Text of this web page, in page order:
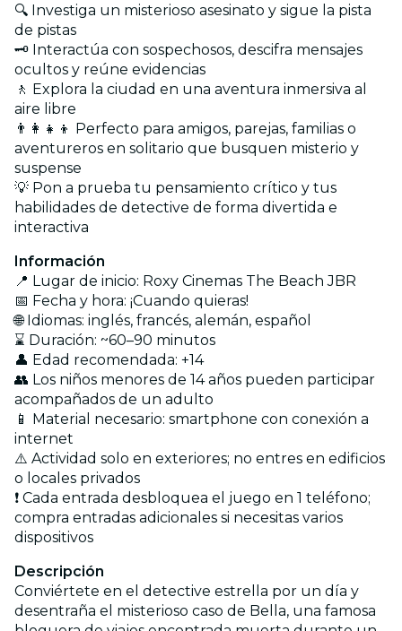
🔍 Investiga un misterioso asesinato y sigue la pista
de pistas
🗝️ Interactúa con sospechosos, descifra mensajes
ocultos y reúne evidencias
🚶 Explora la ciudad en una aventura inmersiva al
aire libre
👨‍👩‍👧‍👦 Perfecto para amigos, parejas, familias o
aventureros en solitario que busquen misterio y
suspense
💡 Pon a prueba tu pensamiento crítico y tus
habilidades de detective de forma divertida e
interactiva
Información
📍 Lugar de inicio: Roxy Cinemas The Beach JBR
📅 Fecha y hora: ¡Cuando quieras!
🌐 Idiomas: inglés, francés, alemán, español
⌛ Duración: ~60–90 minutos
👤 Edad recomendada: +14
👥 Los niños menores de 14 años pueden participar
acompañados de un adulto
📱 Material necesario: smartphone con conexión a
internet
⚠️ Actividad solo en exteriores; no entres en edificios
o locales privados
❗ Cada entrada desbloquea el juego en 1 teléfono;
compra entradas adicionales si necesitas varios
dispositivos
Descripción
Conviértete en el detective estrella por un día y
desentraña el misterioso caso de Bella, una famosa